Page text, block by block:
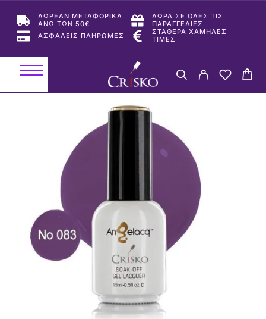
ΔΩΡΕΑΝ ΜΕΤΑΦΟΡΙΚΑ
ΑΝΩ ΤΩΝ 50€
ΔΩΡΑ ΣΕ ΟΛΕΣ ΤΙΣ
ΠΑΡΑΓΓΕΛΙΕΣ
ΑΣΦΑΛΕΙΣ ΠΛΗΡΩΜΕΣ
ΣΤΑΘΕΡΑ ΧΑΜΗΛΕΣ
ΤΙΜΕΣ